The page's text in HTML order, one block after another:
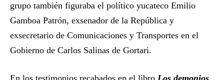
grupo también figuraba el político yucateco Emilio
Gamboa Patrón, exsenador de la República y
exsecretario de Comunicaciones y Transportes en el
Gobierno de Carlos Salinas de Gortari.